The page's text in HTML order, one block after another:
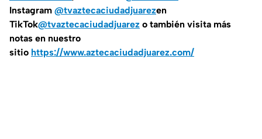
Instagram @tvaztecaciudadjuarezen
TikTok@tvaztecaciudadjuarez o también visita más
notas en nuestro
sitio https://www.aztecaciudadjuarez.com/